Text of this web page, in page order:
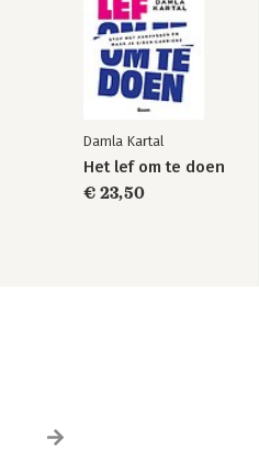
Damla Kartal
Het lef om te doen
€ 23,50